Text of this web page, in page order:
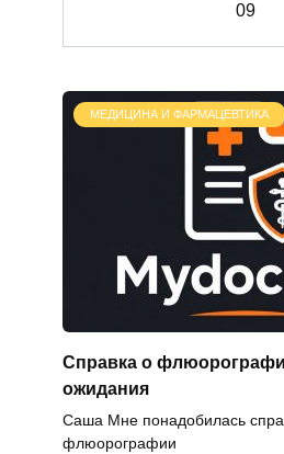
09
МЕДИЦИНА И ФАРМАЦЕВТИКА
Справка о
ожидания
Саша Мне понадобилась
флюорографии